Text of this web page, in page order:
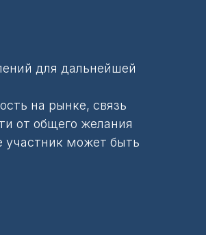
для дальнейшей
на рынке, связь
от общего желания
участник может быть